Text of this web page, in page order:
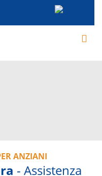
ANZIANI
- Assistenza